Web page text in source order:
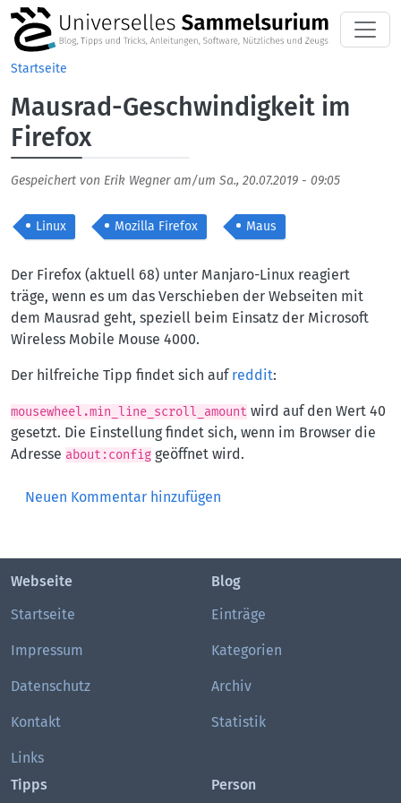
Direkt zum Inhalt
Startseite
Mausrad-Geschwindigkeit im
Firefox
Gespeichert von Erik Wegneram/um Sa., 20.07.2019 - 09:05
Linux Mozilla Firefox Maus
Body
Der Firefox (aktuell 68) unter Manjaro-Linux reagiert
träge, wenn es um das Verschieben der Webseiten mit
dem Mausrad geht, speziell beim Einsatz der Microsoft
Wireless Mobile Mouse 4000.
Der hilfreiche Tipp findet sich aufreddit:
mousewheel.min_line_scroll_amount wird auf den Wert 40
gesetzt. Die Einstellung findet sich, wenn im Browser die
Adresse about:config geöffnet wird.
Neuen Kommentar hinzufügen
Webseite
Startseite
Impressum
Datenschutz
Kontakt
Links
Blog
Einträge
Kategorien
Archiv
Statistik
Tipps Person